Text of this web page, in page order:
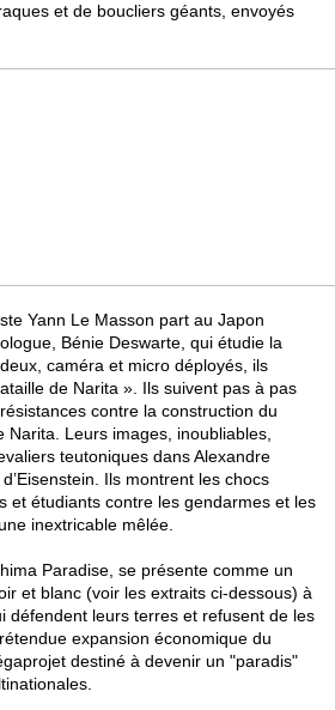
et de boucliers géants, envoyés
Yann Le Masson part au Japon
Bénie Deswarte, qui étudie la
caméra et micro déployés, ils
de Narita ». Ils suivent pas à pas
contre la construction du
Leurs images, inoubliables,
teutoniques dans Alexandre
Ils montrent les chocs
et étudiants contre les gendarmes et les
inextricable mêlée.
Paradise, se présente comme un
et blanc (voir les extraits ci-dessous) à
défendent leurs terres et refusent de les
expansion économique du
destiné à devenir un "paradis"